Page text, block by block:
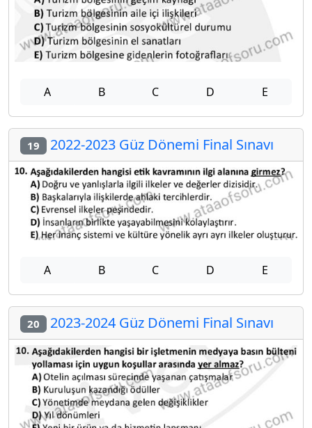
A B C D E
19 2022-2023 Güz Dönemi Final Sınavı
A B C D E
20 2023-2024 Güz Dönemi Final Sınavı